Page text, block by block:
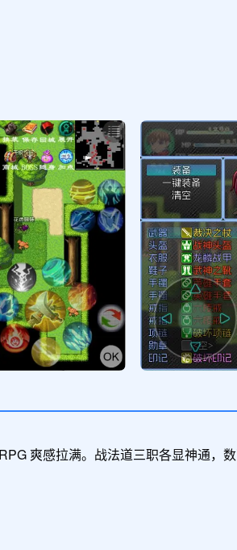
爽感拉满。战法道三职各显神通